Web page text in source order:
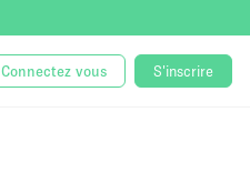
Connectez vous S'inscrire